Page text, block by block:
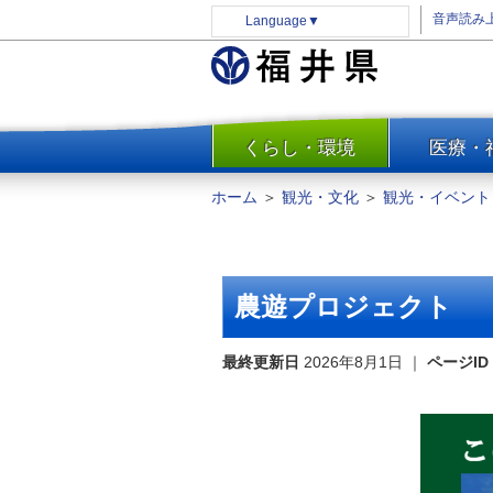
Language ▼ 音声読み
一覧
くらし・環境 医療・
防災
水道・エネルギー
住まい・土地
環境問題・廃棄物対策・リサ
イクル
ホーム ＞ 観光・文化 ＞ 観光・イベント
農遊プロジェクト
最終更新日 2026年8月1日 ｜ ページID